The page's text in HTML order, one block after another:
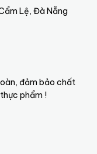
Lệ, Đà Nẵng
đảm bảo chất
phẩm !